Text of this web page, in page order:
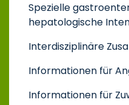
Spezielle
hepatologische
Interdisziplinäre
Informationen für
Informationen für